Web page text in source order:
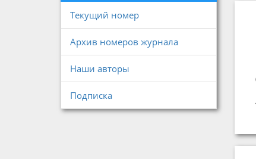
Текущий номер
Архив номеров журнала
Наши авторы
Подписка